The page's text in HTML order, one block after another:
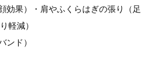
効果）・肩やふくらはぎの張り（足
軽減）
ンド）